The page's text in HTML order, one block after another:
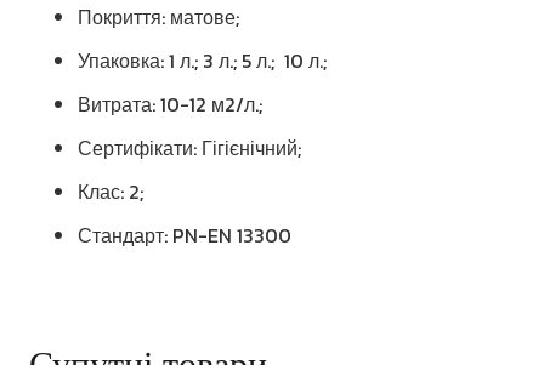
Покриття: матове;
Упаковка: 1 л.; 3 л.; 5 л.; 10 л.;
Витрата: 10-12 м2/л.;
Сертифікати: Гігієнічний;
Клас: 2;
Стандарт: PN-EN 13300